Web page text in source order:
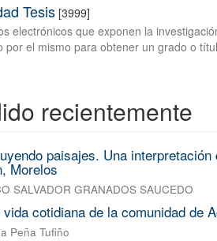
Tesis [3999]
electrónicos que exponen la
por el mismo para obtener un grado o
recientemente
paisajes. Una
Morelos
SALVADOR GRANADOS SAUCEDO
cotidiana de la comunidad de
Peña Tufiño